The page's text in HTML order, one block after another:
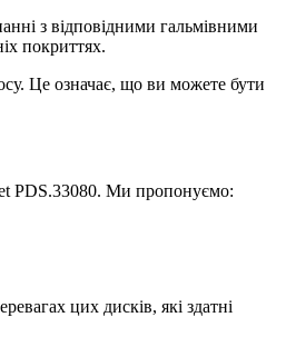
з відповідними гальмівними
покриттях.
Це означає, що ви можете бути
PDS.33080. Ми пропонуємо:
цих дисків, які здатні